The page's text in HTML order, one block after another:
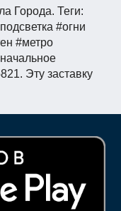
Города. Теги:
#огни
#метро
Эту заставку